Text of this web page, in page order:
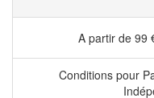
A partir de 99
Conditions pour